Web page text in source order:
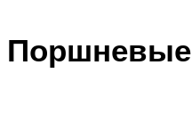
Поршневые